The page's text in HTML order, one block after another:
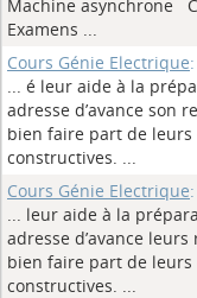
Machine asynchrone
Examens ...
Cours Génie Electrique:
... é leur aide à la
adresse d’avance son
bien faire part de
constructives. ...
Cours Génie Electrique:
... leur aide à la
adresse d’avance
bien faire part de
constructives. ...